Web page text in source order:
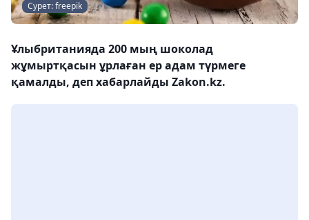
Сурет: freepik
Ұлыбританияда 200 мың шоколад
жұмыртқасын ұрлаған ер адам түрмеге
қамалды, деп хабарлайды Zakon.kz.